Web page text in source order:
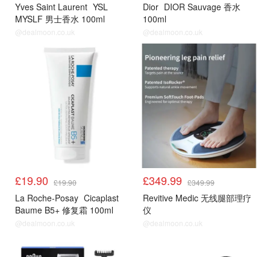
Yves Saint Laurent YSL
MYSLF 男士香水 100ml
@dealmoon.co.uk
Dior DIOR Sauvage 香水
100ml
@dealmoon.co.uk
£19.90 £19.90
La Roche-Posay Cicaplast
Baume B5+ 修复霜 100ml
@dealmoon.co.uk
£349.99 £349.99
Revitive Medic 无线腿部理疗
仪
@dealmoon.co.uk